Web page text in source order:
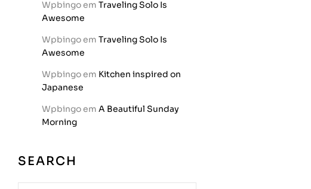
Wpbingoem Traveling Solo Is
Awesome
Wpbingoem Traveling Solo Is
Awesome
Wpbingoem Kitchen inspired on
Japanese
Wpbingoem A Beautiful Sunday
Morning
SEARCH